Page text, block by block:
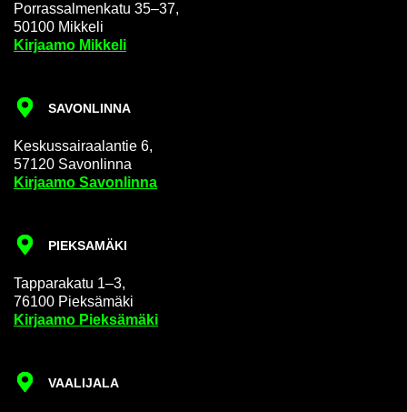
Por­ras­sal­men­ka­tu 35–37,
50100 Mik­ke­li
Kir­jaa­mo Mik­ke­li
SA­VON­LIN­NA
Kes­kus­sai­raa­lan­tie 6,
57120 Sa­von­lin­na
Kir­jaa­mo Sa­von­lin­na
PIEK­SA­MÄ­KI
Tap­pa­ra­ka­tu 1–3,
76100 Piek­sä­mä­ki
Kir­jaa­mo Piek­sä­mä­ki
VAA­LI­JA­LA